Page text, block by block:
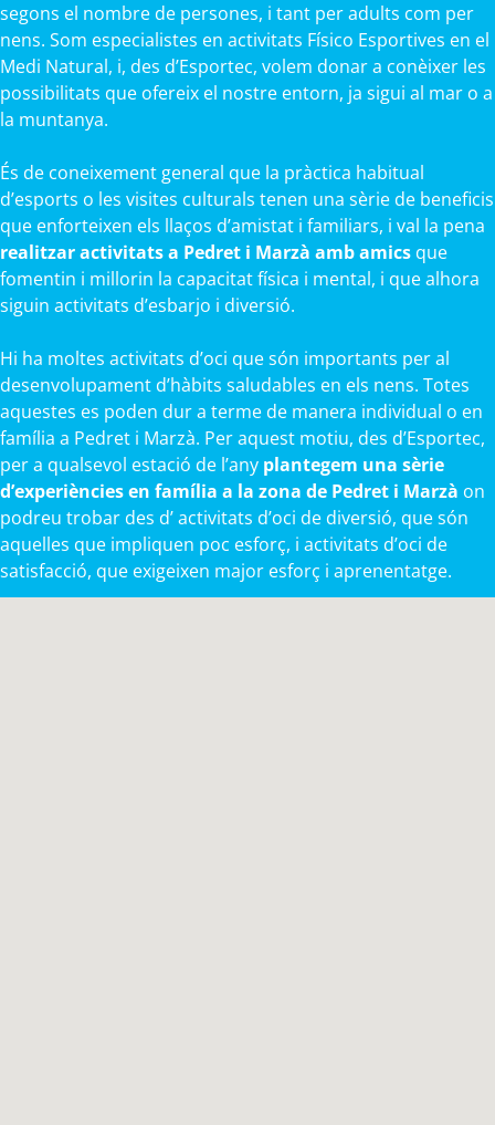
segons el nombre de persones, i tant per adults com per
nens. Som especialistes en activitats Físico Esportives en el
Medi Natural, i, des d’Esportec, volem donar a conèixer les
possibilitats que ofereix el nostre entorn, ja sigui al mar o a
la muntanya.
És de coneixement general que la pràctica habitual
d’esports o les visites culturals tenen una sèrie de beneficis
que enforteixen els llaços d’amistat i familiars, i val la pena
realitzar activitats a Pedret i Marzà amb amics que
fomentin i millorin la capacitat física i mental, i que alhora
siguin activitats d’esbarjo i diversió.
Hi ha moltes activitats d’oci que són importants per al
desenvolupament d’hàbits saludables en els nens. Totes
aquestes es poden dur a terme de manera individual o en
família a Pedret i Marzà. Per aquest motiu, des d’Esportec,
per a qualsevol estació de l’any plantegem una sèrie
d’experiències en família a la zona de Pedret i Marzà on
podreu trobar des d’ activitats d’oci de diversió, que són
aquelles que impliquen poc esforç, i activitats d’oci de
satisfacció, que exigeixen major esforç i aprenentatge.